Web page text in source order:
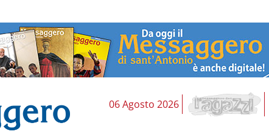
06 Agosto 2026